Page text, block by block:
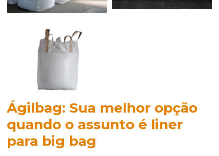
Ágilbag: Sua melhor opção
quando o assunto é liner
para big bag